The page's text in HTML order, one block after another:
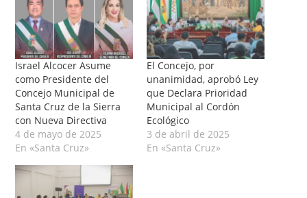
Israel Alcocer Asume
como Presidente del
Concejo Municipal de
Santa Cruz de la Sierra
con Nueva Directiva
4 de mayo de 2025
En «Santa Cruz»
El Concejo, por
unanimidad, aprobó Ley
que Declara Prioridad
Municipal al Cordón
Ecológico
3 de abril de 2025
En «Santa Cruz»